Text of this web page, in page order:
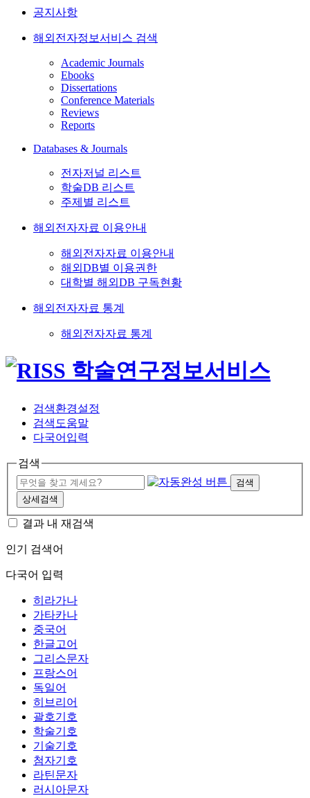
공지사항
해외전자정보서비스 검색
Academic Journals
Ebooks
Dissertations
Conference Materials
Reviews
Reports
Databases & Journals
전자저널 리스트
학술DB 리스트
주제별 리스트
해외전자자료 이용안내
해외전자자료 이용안내
해외DB별 이용권한
대학별 해외DB 구독현황
해외전자자료 통계
해외전자자료 통계
검색환경설정
검색도움말
다국어입력
검색
검색
상세검색
결과 내 재검색
인기 검색어
다국어 입력
히라가나
가타카나
중국어
한글고어
그리스문자
프랑스어
독일어
히브리어
괄호기호
학술기호
기술기호
첨자기호
라틴문자
러시아문자